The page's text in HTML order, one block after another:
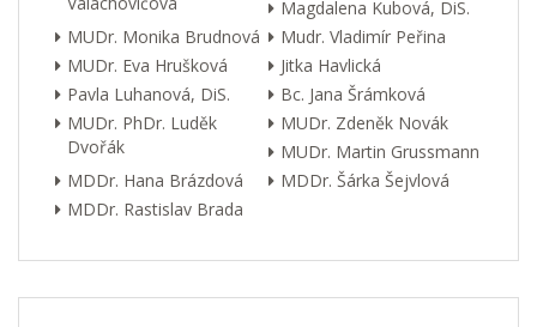
Magdalena Kubová, DiS.
MUDr. Monika Brudnová
Mudr. Vladimír Peřina
MUDr. Eva Hrušková
Jitka Havlická
Pavla Luhanová, DiS.
Bc. Jana Šrámková
MUDr. PhDr. Luděk
Dvořák
MUDr. Zdeněk Novák
MUDr. Martin Grussmann
MDDr. Hana Brázdová
MDDr. Šárka Šejvlová
MDDr. Rastislav Brada